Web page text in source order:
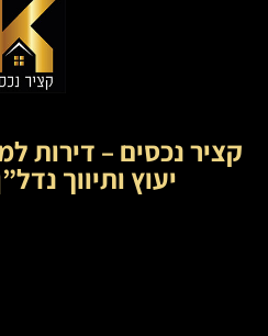
קציר נכסים – דירות
יעוץ ותיווך